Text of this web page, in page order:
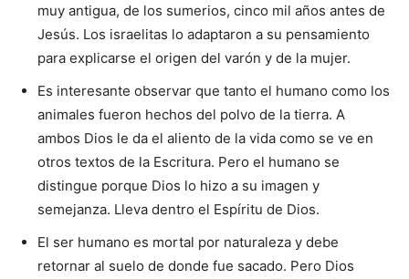
muy antigua, de los sumerios, cinco mil años antes de
Jesús. Los israelitas lo adaptaron a su pensamiento
para explicarse el origen del varón y de la mujer.
Es interesante observar que tanto el humano como los
animales fueron hechos del polvo de la tierra. A
ambos Dios le da el aliento de la vida como se ve en
otros textos de la Escritura. Pero el humano se
distingue porque Dios lo hizo a su imagen y
semejanza. Lleva dentro el Espíritu de Dios.
El ser humano es mortal por naturaleza y debe
retornar al suelo de donde fue sacado. Pero Dios